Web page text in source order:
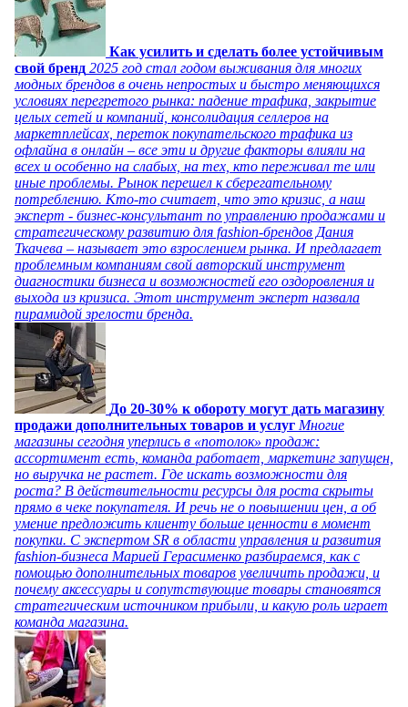
Как усилить и сделать более устойчивым
свой бренд 2025 год стал годом выживания для многих
модных брендов в очень непростых и быстро меняющихся
условиях перегретого рынка: падение трафика, закрытие
целых сетей и компаний, консолидация селлеров на
маркетплейсах, переток покупательского трафика из
офлайна в онлайн – все эти и другие факторы влияли на
всех и особенно на слабых, на тех, кто переживал те или
иные проблемы. Рынок перешел к сберегательному
потреблению. Кто-то считает, что это кризис, а наш
эксперт - бизнес-консультант по управлению продажами и
стратегическому развитию для fashion-брендов Дания
Ткачева – называет это взрослением рынка. И предлагает
проблемным компаниям свой авторский инструмент
диагностики бизнеса и возможностей его оздоровления и
выхода из кризиса. Этот инструмент эксперт назвала
пирамидой зрелости бренда.
До 20-30% к обороту могут дать магазину
продажи дополнительных товаров и услуг Многие
магазины сегодня уперлись в «потолок» продаж:
ассортимент есть, команда работает, маркетинг запущен,
но выручка не растет. Где искать возможности для
роста? В действительности ресурсы для роста скрыты
прямо в чеке покупателя. И речь не о повышении цен, а об
умение предложить клиенту больше ценности в момент
покупки. С экспертом SR в области управления и развития
fashion-бизнеса Марией Герасименко разбираемся, как с
помощью дополнительных товаров увеличить продажи, и
почему аксессуары и сопутствующие товары становятся
стратегическим источником прибыли, и какую роль играет
команда магазина.